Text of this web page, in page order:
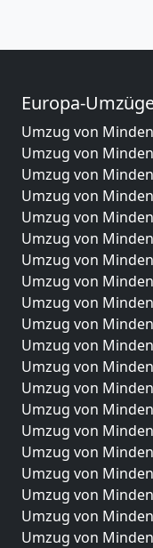
Europa-
Umzug von
Umzug von
Umzug von
Umzug von
Umzug von
Umzug von
Umzug von
Umzug von
Umzug von
Umzug von
Umzug von
Umzug von
Umzug von
Umzug von
Umzug von
Umzug von
Umzug von
Umzug von
Umzug von
Umzug von